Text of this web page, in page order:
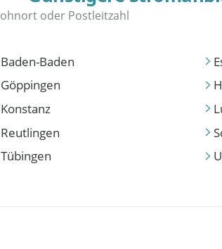
Baden-Baden
Göppingen
Konstanz
Reutlingen
Tübingen